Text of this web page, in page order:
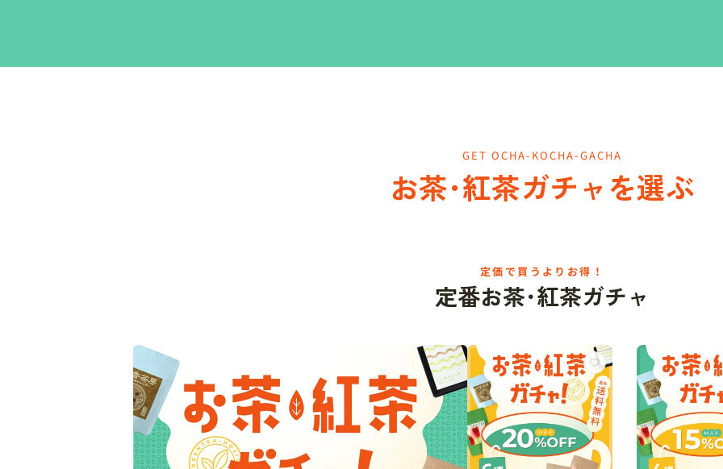
GET OCHA-KOCHA-GACHA
お茶･紅茶ガチャを選ぶ
定価で買うよりお得！
定番お茶･紅茶ガチャ